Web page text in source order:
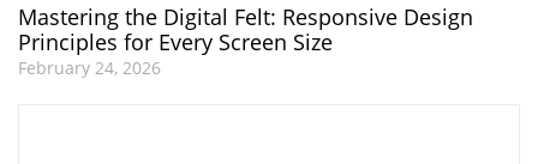
Mastering the Digital Felt: Responsive Design
Principles for Every Screen Size
February 24, 2026